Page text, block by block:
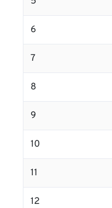
6
7
8
9
10
11
12